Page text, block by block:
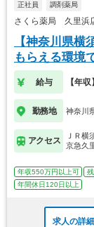
正社員 調剤薬局
さくら薬局 久里浜
【神奈川県
もらえる環境
給与 【年
勤務地 神奈川
アクセス
ＪＲ横
京急久
年収550万円以上可
年間休日120日以上
求人の詳